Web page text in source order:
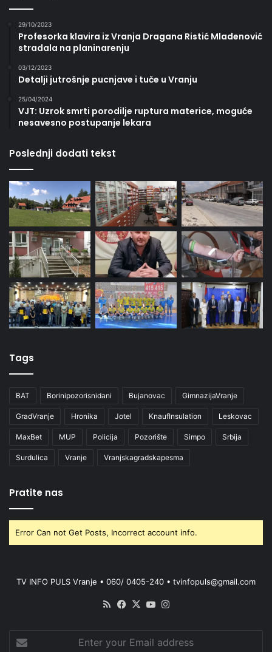
29/10/2023
Profesorka klavira iz Vranja Dragana Ristić Mladenović
stradala na planinarenju
03/12/2023
Detalji jutrošnje pucnjave i tuče u Vranju
25/04/2024
VJT: Uzrok smrti porodilje ruptura materice, moguće
nesavesno postupanje lekara
Poslednji dodati tekst
Tags
BAT Borinipozorisnidani Bujanovac GimnazijaVranje
GradVranje Hronika Jotel KnaufInsulation Leskovac
MaxBet MUP Policija Pozorište Simpo Srbija
Surdulica Vranje Vranjskagradskapesma
Pratite nas
Error Can not Get Posts, Incorrect account info.
TV INFO PULS Vranje • 060/ 0405-240 • tvinfopuls@gmail.com
RSS Facebook
X YouTube
your